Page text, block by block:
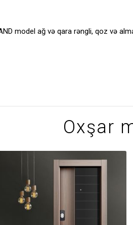
model ağ və qara rəngli, qoz və
Oxşar